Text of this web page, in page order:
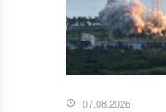
07.08.2026